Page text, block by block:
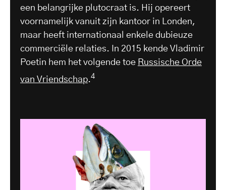
een belangrijke plutocraat is. Hij opereert
voornamelijk vanuit zijn kantoor in Londen,
maar heeft internationaal enkele dubieuze
commerciële relaties. In 2015 kende Vladimir
Poetin hem het volgende toe Russische Orde
van Vriendschap.4